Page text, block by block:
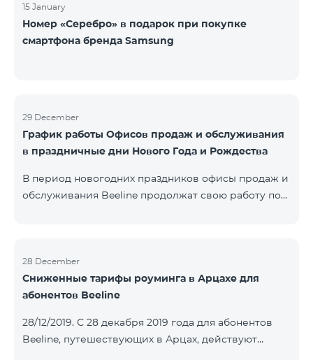
15 January
Номер «Серебро» в подарок при покупке
смартфона бренда Samsung
29 December
График работы Офисов продаж и обслуживания
в праздничные дни Нового Года и Рождества
В период новогодних праздников офисы продаж и
обслуживания Beeline продолжат свою работу по
2020 года.
28 December
Сниженные тарифы роуминга в Арцахе для
абонентов Beeline
28/12/2019. С 28 декабря 2019 года для абонентов
Beeline, путешествующих в Арцах, действуют